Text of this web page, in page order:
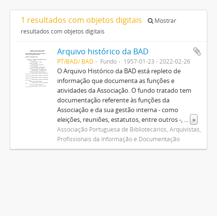
1 resultados com objetos digitais
Mostrar
resultados com objetos digitais
Arquivo histórico da BAD
PT/BAD/ BAD Fundo 1957-01-23 - 2022-02-26
O Arquivo Histórico da BAD está repleto de
informação que documenta as funções e
atividades da Associação. O fundo tratado tem
documentação referente às funções da
Associação e da sua gestão interna - como
eleições, reuniões, estatutos, entre outros -, ... »
Associação Portuguesa de Bibliotecários, Arquivistas,
Profissionais da Informação e Documentação